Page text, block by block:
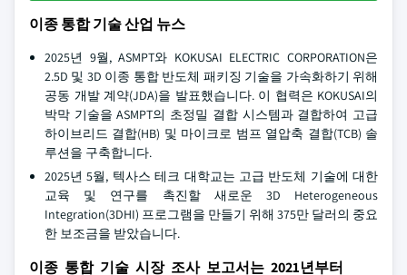
이종 통합 기술 산업 뉴스
2025년 9월, ASMPT와 KOKUSAI ELECTRIC CORPORATION은
2.5D 및 3D 이종 통합 반도체 패키징 기술을 가속화하기 위해
공동 개발 계약(JDA)을 발표했습니다. 이 협력은 KOKUSAI의
박막 기술을 ASMPT의 초정밀 결합 시스템과 결합하여 고급
하이브리드 결합(HB) 및 마이크로 범프 열압축 결합(TCB) 솔
루션을 구축합니다.
2025년 5월, 텍사스 테크 대학교는 고급 반도체 기술에 대한
교육 및 연구를 촉진할 새로운 3D Heterogeneous
Integration(3DHI) 프로그램을 만들기 위해 375만 달러의 중요
한 보조금을 받았습니다.
이종 통합 기술 시장 조사 보고서는 2021년부터